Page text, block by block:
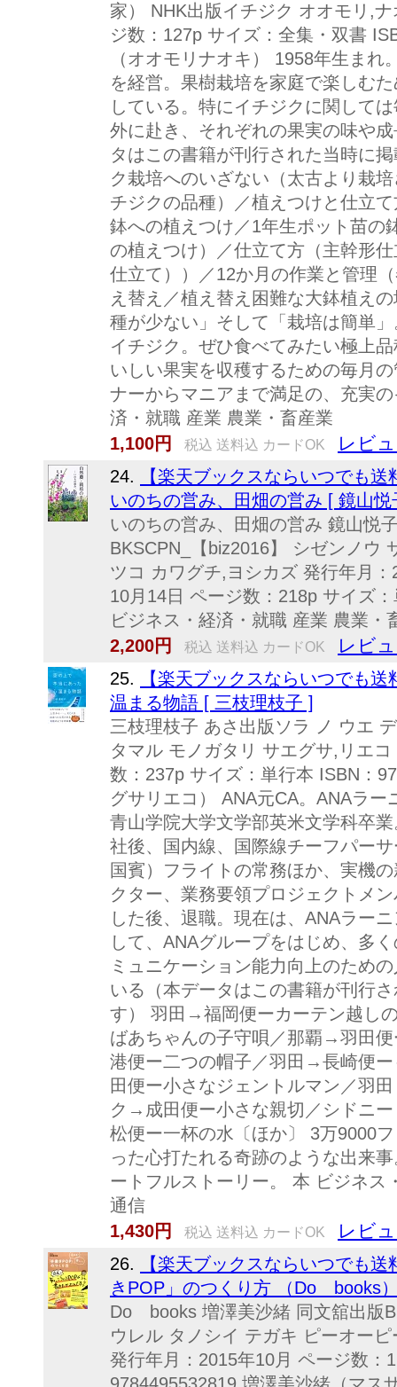
家） NHK出版イチジク オオモリ,
ジ数：127p サイズ：全集・双書
（オオモリナオキ） 1958年生ま
を経営。果樹栽培を家庭で楽しむ
している。特にイチジクに関して
外に赴き、それぞれの果実の味や
タはこの書籍が刊行された当時に
ク栽培へのいざない（太古より栽
チジクの品種）／植えつけと仕立
鉢への植えつけ／1年生ポット苗の
の植えつけ）／仕立て方（主幹形
仕立て））／12か月の作業と管理
え替え／植え替え困難な大鉢植え
種が少ない」そして「栽培は簡単
イチジク。ぜひ食べてみたい極上
いしい果実を収穫するための毎月
ナーからマニアまで満足の、充実
済・就職 産業 農業・畜産業
1,100円
税込 送料込 カードOK レビ
24.
【楽天ブックスならいつでも
いのちの営み、田畑の営み [ 鏡山悦
いのちの営み、田畑の営み 鏡山悦
BKSCPN_【biz2016】 シゼンノウ
ツコ カワグチ,ヨシカズ 発行年月
10月14日 ページ数：218p サイズ
ビジネス・経済・就職 産業 農業・
2,200円
税込 送料込 カードOK レビ
25.
【楽天ブックスならいつでも
温まる物語 [ 三枝理枝子 ]
三枝理枝子 あさ出版ソラ ノ ウエ
タマル モノガタリ サエグサ,リエ
数：237p サイズ：単行本 ISBN：
グサリエコ） ANA元CA。ANAラ
青山学院大学文学部英米文学科卒
社後、国内線、国際線チーフパー
国賓）フライトの常務ほか、実機
クター、業務要領プロジェクトメ
した後、退職。現在は、ANAラー
して、ANAグループをはじめ、多
ミュニケーション能力向上のため
いる（本データはこの書籍が刊行
す） 羽田→福岡便ーカーテン越し
ばあちゃんの子守唄／那覇→羽田
港便ー二つの帽子／羽田→長崎便
田便ー小さなジェントルマン／羽
ク→成田便ー小さな親切／シドニ
松便ー一杯の水〔ほか〕 3万9000
った心打たれる奇跡のような出来
ートフルストーリー。 本 ビジネス
通信
1,430円
税込 送料込 カードOK レビ
26.
【楽天ブックスならいつでも
きPOP」のつくり方 （Do books
Do books 増澤美沙緒 同文舘出版
ウレル タノシイ テガキ ピーオー
発行年月：2015年10月 ページ数：